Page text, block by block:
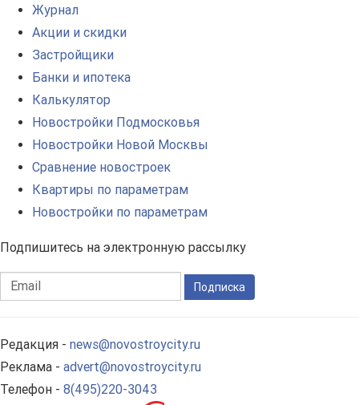
Журнал
Акции и скидки
Застройщики
Банки и ипотека
Калькулятор
Новостройки Подмосковья
Новостройки Новой Москвы
Сравнение новостроек
Квартиры по параметрам
Новостройки по параметрам
Подпишитесь на электронную рассылку
Подписка
Редакция - news@novostroycity.ru
Реклама - advert@novostroycity.ru
Телефон - 8(495)220-3043